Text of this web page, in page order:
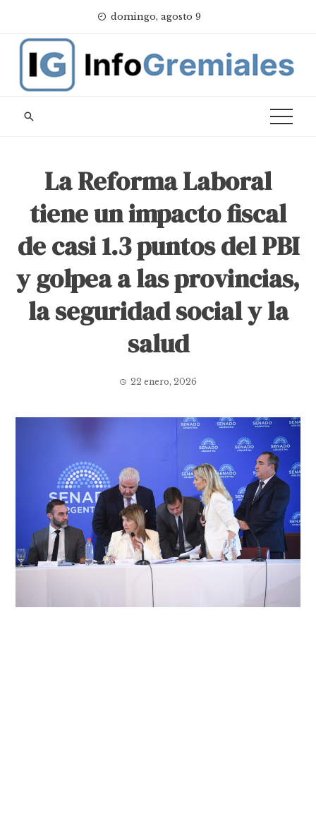
content
domingo, agosto 9
La Reforma Laboral
tiene un impacto fiscal
de casi 1.3 puntos del PBI
y golpea a las provincias,
la seguridad social y la
salud
22 enero, 2026